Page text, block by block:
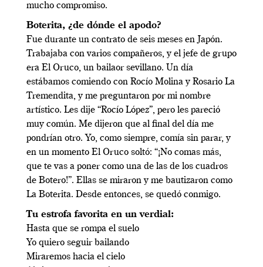
mucho compromiso.
Boterita, ¿de dónde el apodo?
Fue durante un contrato de seis meses en Japón.
Trabajaba con varios compañeros, y el jefe de grupo
era El Oruco, un bailaor sevillano. Un día
estábamos comiendo con Rocío Molina y Rosario La
Tremendita, y me preguntaron por mi nombre
artístico. Les dije “Rocío López”, pero les pareció
muy común. Me dijeron que al final del día me
pondrían otro. Yo, como siempre, comía sin parar, y
en un momento El Oruco soltó: “¡No comas más,
que te vas a poner como una de las de los cuadros
de Botero!”. Ellas se miraron y me bautizaron como
La Boterita. Desde entonces, se quedó conmigo.
Tu estrofa favorita en un verdial:
Hasta que se rompa el suelo
Yo quiero seguir bailando
Miraremos hacia el cielo